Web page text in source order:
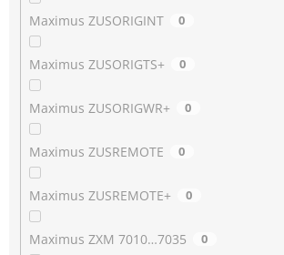
Maximus ZUSORIGINT 0
Maximus ZUSORIGTS+ 0
Maximus ZUSORIGWR+ 0
Maximus ZUSREMOTE 0
Maximus ZUSREMOTE+ 0
Maximus ZXM 7010…7035 0